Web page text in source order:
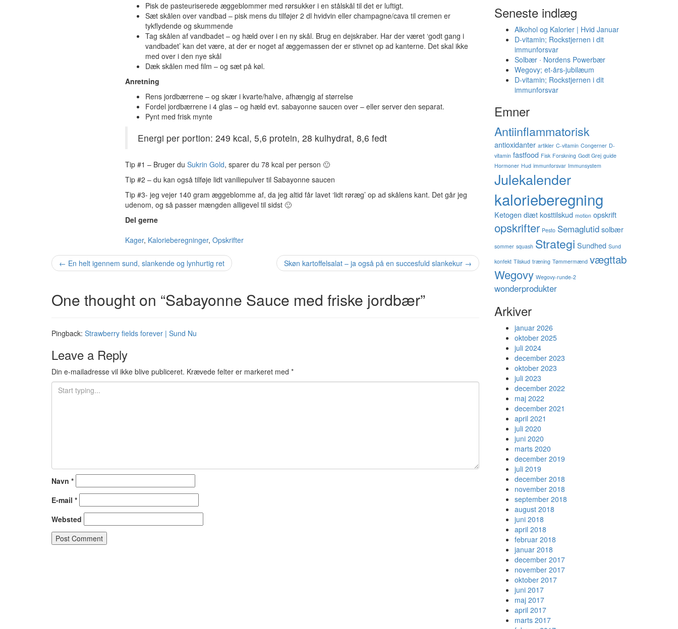
Pisk de pasteuriserede æggeblommer med rørsukker i en stålskål til det er luftigt.
Sæt skålen over vandbad – pisk mens du tilføjer 2 dl hvidvin eller champagne/cava til cremen er
tykflydende og skummende
Tag skålen af vandbadet – og hæld over i en ny skål. Brug en dejskraber. Har der været ‘godt gang i
vandbadet’ kan det være, at der er noget af æggemassen der er stivnet op ad kanterne. Det skal ikke
med over i den nye skål
Dæk skålen med film – og sæt på køl.
Anretning
Rens jordbærrene – og skær i kvarte/halve, afhængig af størrelse
Fordel jordbærrene i 4 glas – og hæld evt. sabayonne saucen over – eller server den separat.
Pynt med frisk mynte
Energi per portion: 249 kcal, 5,6 protein, 28 kulhydrat, 8,6 fedt
Tip #1 – Bruger duSukrin Gold, sparer du 78 kcal per person 🙂
Tip #2 – du kan også tilføje lidt vaniliepulver til Sabayonne saucen
Tip #3- jeg vejer 140 gram æggeblomme af, da jeg altid får lavet ‘lidt røræg’ op ad skålens kant. Det går jeg
udenom, og så passer mængden alligevel til sidst 🙂
Del gerne
Kager, Kalorieberegninger,Opskrifter
Post
← En helt igennem sund, slankende og lynhurtig ret Skøn kartoffelsalat – ja også på en succesfuld slankekur →
One thought on “Sabayonne Sauce med friske jordbær”
Pingback: Strawberry fields forever | Sund Nu
Leave a Reply
Din e-mailadresse vil ikke blive publiceret. Krævede felter er markeret med *
Navn *
E-mail *
Websted
Seneste indlæg
Alkohol og Kalorier | Hvid Januar
D-vitamin; Rockstjernen i dit
immunforsvar
Solbær ∙ Nordens Powerbær
Wegovy; et-års-jubilæum
D-vitamin; Rockstjernen i dit
immunforsvar
Emner
Antiinflammatorisk
antioxidanter artikler C-vitamin Congerner D-
vitamin fastfood Fisk Forskning Godt Grej guide
Hormoner Hud immunforsvar Immunsystem
Julekalender
kalorieberegning
Ketogen diæt kosttilskud motion opskrift
opskrifter Pesto Semaglutid solbær
sommer squash Strategi Sundhed Sund
konfekt Tilskud træning Tømmermænd vægttab
Wegovy Wegovy-runde-2
wonderprodukter
Arkiver
januar 2026
oktober 2025
juli 2024
december 2023
oktober 2023
juli 2023
december 2022
maj 2022
december 2021
april 2021
juli 2020
juni 2020
marts 2020
december 2019
juli 2019
december 2018
november 2018
september 2018
august 2018
juni 2018
april 2018
februar 2018
januar 2018
december 2017
november 2017
oktober 2017
juni 2017
maj 2017
april 2017
marts 2017